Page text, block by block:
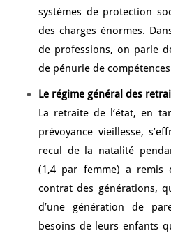
systèmes de protection
des charges énormes.
de professions, on parle
de pénurie de
Le régime général des
La retraite de l‘état, en
prévoyance vieillesse,
recul de la natalité
(1,4 par femme) a remis
contrat des générations,
d’une génération de
besoins de leurs enfants